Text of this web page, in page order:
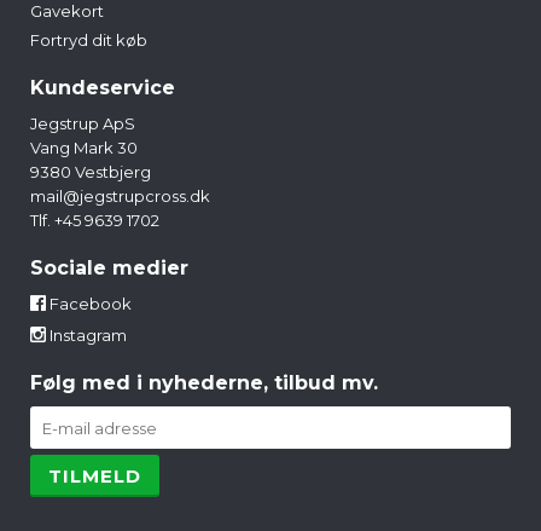
Gavekort
Fortryd dit køb
Kundeservice
Jegstrup ApS
Vang Mark 30
9380 Vestbjerg
mail@jegstrupcross.dk
Tlf. +45 9639 1702
Sociale medier
Facebook
Instagram
Følg med i nyhederne, tilbud mv.